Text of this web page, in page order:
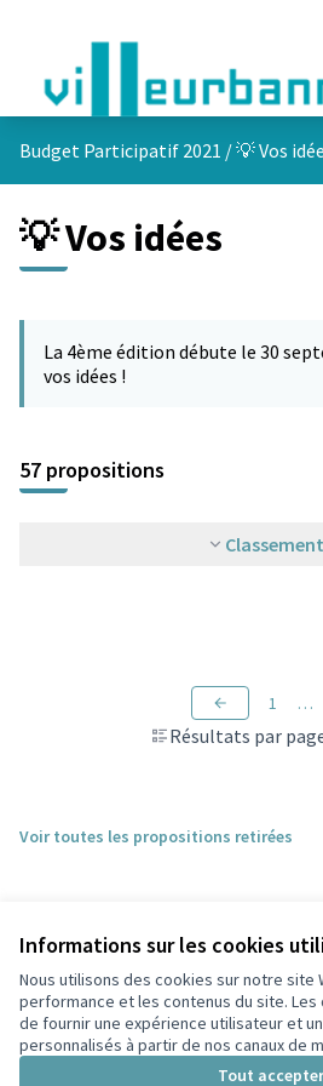
Informations sur les cookies
Nous utilisons des cookies sur notre site
performance et les contenus du site.
de fournir une expérience utilisateur et
personnalisés à partir de nos canaux de
Tout accepter
Budget Participatif 2021 /💡 Vos
💡 Vos idées
Passer la carte
La 4ème édition débute le 30
vos idées !
57 propositions
Résultats par
1 …
Voir toutes les propositions retirées
Conditions d'utilisation